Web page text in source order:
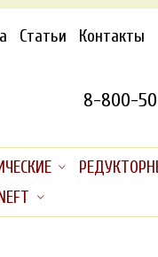
Статьи Контакты
8-800-